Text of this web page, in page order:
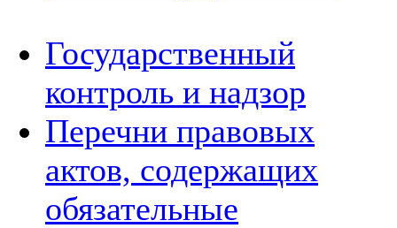
Государственный
контроль и надзор
Перечни правовых
актов, содержащих
обязательные